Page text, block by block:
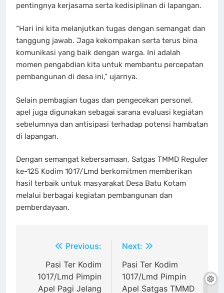
pentingnya kerjasama serta kedisiplinan di lapangan.
“Hari ini kita melanjutkan tugas dengan semangat dan
tanggung jawab. Jaga kekompakan serta terus bina
komunikasi yang baik dengan warga. Ini adalah
momen pengabdian kita untuk membantu percepatan
pembangunan di desa ini,” ujarnya.
Selain pembagian tugas dan pengecekan personel,
apel juga digunakan sebagai sarana evaluasi kegiatan
sebelumnya dan antisipasi terhadap potensi hambatan
di lapangan.
Dengan semangat kebersamaan, Satgas TMMD Reguler
ke-125 Kodim 1017/Lmd berkomitmen memberikan
hasil terbaik untuk masyarakat Desa Batu Kotam
melalui berbagai kegiatan pembangunan dan
pemberdayaan.
Navigasi
pos
Previous:
Pasi Ter Kodim
1017/Lmd Pimpin
Apel Pagi Jelang
Next:
Pasi Ter Kodim
1017/Lmd Pimpin
Apel Satgas TMMD